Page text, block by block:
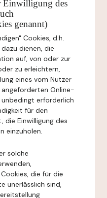
Einwilligung des
genannt)
Cookies, d.h.
dienen, die
auf, von oder zur
zu erleichtern,
eines vom Nutzer
Online-
erforderlich
für den
Einwilligung des
einzuholen.
solche
die für die
unerlässlich sind,